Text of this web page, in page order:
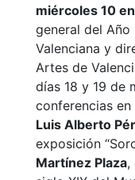
miércoles 10
general del Año
Valenciana y
Artes de
días 18 y 19 de
conferencias
Luis Alberto
exposición
Martínez Plaza,